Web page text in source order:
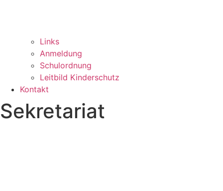
Links
Anmeldung
Schulordnung
Leitbild Kinderschutz
Kontakt
Sekretariat